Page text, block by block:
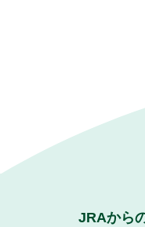
JRAから